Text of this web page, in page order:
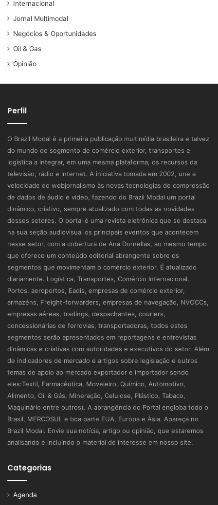
Internacional
Jornal Multimodal
Negócios & Oportunidades
Oil & Gas
Opinião
Perfil
O Brazil Modal é a primeira publicação multimídia brasileira e talvez
do mundo do segmento de comércio exterior, transportes e
logística a integrar, em uma mesma plataforma, os recursos da
televisão, rádio e internet. A iniciativa tomada em 2002, une a
velocidade do webjornalismo às novas tecnologias de compressão
de dados de áudio e vídeo, fazendo do Brazil Modal um portal
dinâmico, criativo, sempre atualizado com todas as novidades
desses setores. O portal é uma revista eletrônica que se destaca
na sua seção audiovisual os principais eventos que acontecem
nesse setor, com a cobertura de Ana Dornellas, ao mesmo tempo
que oferece um conteúdo editorial abrangente sobre os
segmentos que movimentam o comércio exterior. É atualizado
diariamente. Logística, Transportes, Comércio Internacional.
Portos, aeroportos, Eadis, empresas de comércio exterior,
armazéns, Freight-forwarders, empresas de navegação, NVOCCs,
empresas aéreas, tradings, despachantes, couriers,
concessionárias de ferrovias, transportadoras, todos estes
segmentos serão apresentados em reportagens e entrevistas
dinâmicas e criativas com autoridades e executivos do setor. Além
de indicadores de mercado e artigos sobre legislação e outros
temas de apoio ao mercado exportador e importador sendo
eles:Textil, Farmacêutica, Moveleiro, Químico, Automotivo,
Alimento, Oil & Gás, Mineração, Celulose, Plástico, Tabaco,
Maquinário entre outros). A abrangência do Portal engloba todo o
Brasil, MERCOSUL e boa parte EUA, Europa e Ásia. Apareça no
Brazil Modal. Envie sua notícia, artigo ou opinião, que estaremos
analisando e incluindo o material de interesse em nosso site.
Categorias
Agenda